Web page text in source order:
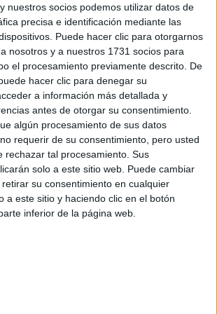
nuestros socios podemos utilizar datos de
precisa e identificación mediante las
Puede hacer clic para otorgarnos
nosotros y a nuestros 1731 socios para
el procesamiento previamente descrito. De
hacer clic para denegar su
a información más detallada y
antes de otorgar su consentimiento.
algún procesamiento de sus datos
requerir de su consentimiento, pero usted
rechazar tal procesamiento. Sus
solo a este sitio web. Puede cambiar
su consentimiento en cualquier
a este sitio y haciendo clic en el botón
inferior de la página web.
y Dirección de Empresas
Derecho